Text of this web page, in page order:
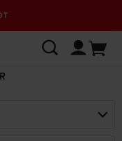
AB 95 € INNERHALB